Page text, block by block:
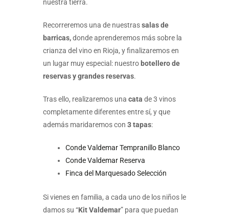
nuestra tierra.
Recorreremos una de nuestrassalas de
barricas,donde aprenderemos más sobre la
crianza del vino en Rioja, y finalizaremos en
un lugar muy especial: nuestro botellero de
reservas y grandes reservas.
Tras ello, realizaremos una cata de 3 vinos
completamente diferentes entre sí, y que
además maridaremos con 3 tapas:
Conde Valdemar Tempranillo Blanco
Conde Valdemar Reserva
Finca del Marquesado Selección
Si vienes en familia, a cada uno de los niños le
damos su “Kit Valdemar” para que puedan